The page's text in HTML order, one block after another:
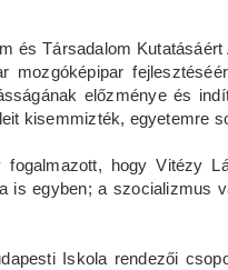
és Társadalom
mozgóképipar
előzménye és
kisemmizték, egyetemre
hogy Vitézy
is egyben; a szocializmus
Iskola rendezői